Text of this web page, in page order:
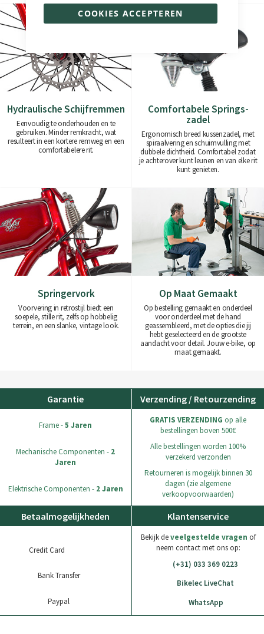
COOKIES ACCEPTEREN
Hydraulische Schijfremmen
Eenvoudig te onderhouden en te
gebruiken. Minder remkracht, wat
resulteert in een kortere remweg en een
comfortabelere rit.
Comfortabele Springs-
zadel
Ergonomisch breed kussenzadel, met
spiraalvering en schuimvulling met
dubbele dichtheid. Comfortabel zodat
je achterover kunt leunen en van elke rit
kunt genieten.
Springervork
Voorvering in retrostijl biedt een
soepele, stille rit, zelfs op hobbelig
terrein, en een slanke, vintage look.
Op Maat Gemaakt
Op bestelling gemaakt en onderdeel
voor onderdeel met de hand
geassembleerd, met de opties die jij
hebt geselecteerd en de grootste
aandacht voor detail. Jouw e-bike, op
maat gemaakt.
Garantie
Frame -5 Jaren
Mechanische Componenten - 2
Jaren
Elektrische Componenten - 2 Jaren
Verzending / Retourzending
GRATIS VERZENDING op alle
bestellingen boven 500€
Alle bestellingen worden 100%
verzekerd verzonden
Retourneren is mogelijk binnen 30
dagen (zie algemene
verkoopvoorwaarden)
Betaalmogelijkheden
Credit Card
Bank Transfer
Paypal
Klantenservice
Bekijk deveelgestelde vragen of
neem contact met ons op:
(+31) 033 369 0223
Bikelec LiveChat
WhatsApp